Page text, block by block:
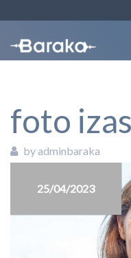
foto
by adminbaraka
25/04/2023